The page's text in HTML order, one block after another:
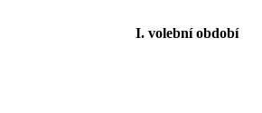
I. volební období